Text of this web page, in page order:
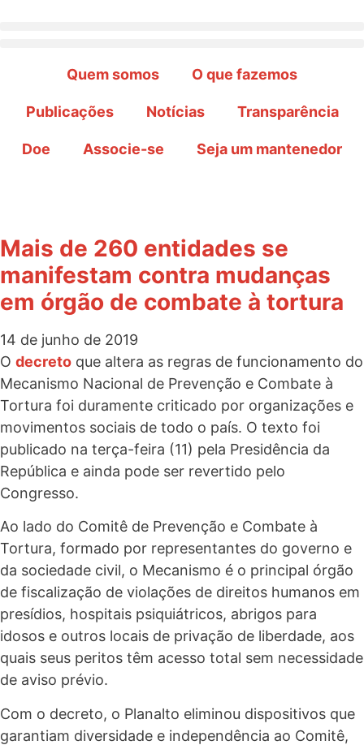
Quem somos O que fazemos
Publicações Notícias Transparência
Doe Associe-se Seja um mantenedor
Mais de 260 entidades se
manifestam contra mudanças
em órgão de combate à tortura
14 de junho de 2019
O decreto que altera as regras de funcionamento do
Mecanismo Nacional de Prevenção e Combate à
Tortura foi duramente criticado por organizações e
movimentos sociais de todo o país. O texto foi
publicado na terça-feira (11) pela Presidência da
República e ainda pode ser revertido pelo
Congresso.
Ao lado do Comitê de Prevenção e Combate à
Tortura, formado por representantes do governo e
da sociedade civil, o Mecanismo é o principal órgão
de fiscalização de violações de direitos humanos em
presídios, hospitais psiquiátricos, abrigos para
idosos e outros locais de privação de liberdade, aos
quais seus peritos têm acesso total sem necessidade
de aviso prévio.
Com o decreto, o Planalto eliminou dispositivos que
garantiam diversidade e independência ao Comitê,